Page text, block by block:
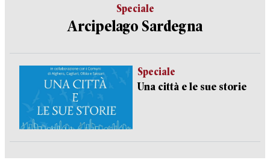
Speciale
Arcipelago Sardegna
Speciale
Una città e le sue storie